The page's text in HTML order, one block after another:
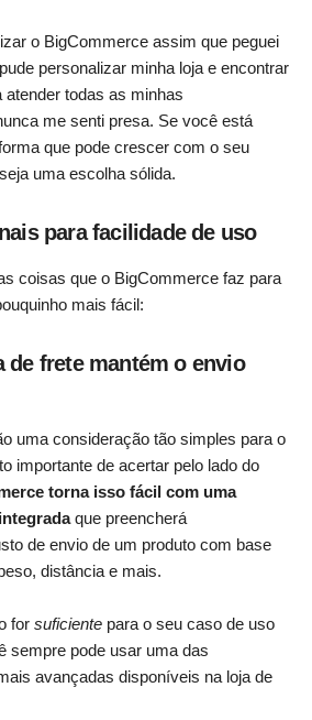
o BigCommerce assim que peguei
personalizar minha loja e encontrar
todas as minhas
me senti presa. Se você está
que pode crescer com o seu
uma escolha sólida.
para facilidade de uso
coisas que o BigCommerce faz para
mais fácil:
de frete mantém o envio
uma consideração tão simples para o
importante de acertar pelo lado do
torna isso fácil com uma
que preencherá
de envio de um produto com base
distância e mais.
for suficiente para o seu caso de uso
sempre pode usar uma das
avançadas disponíveis na loja de